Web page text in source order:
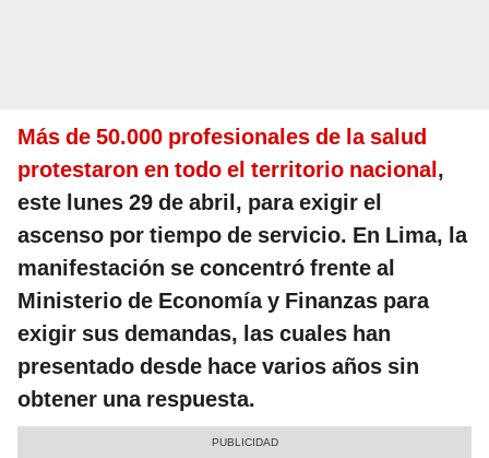
Más de 50.000 profesionales de la salud
protestaron en todo el territorio nacional,
este lunes 29 de abril, para exigir el
ascenso por tiempo de servicio. En Lima, la
manifestación se concentró frente al
Ministerio de Economía y Finanzas para
exigir sus demandas, las cuales han
presentado desde hace varios años sin
obtener una respuesta.